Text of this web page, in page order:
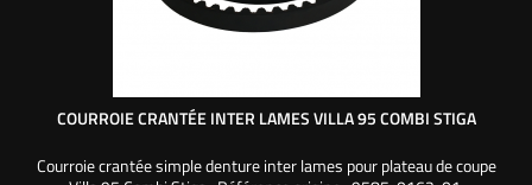
COURROIE CRANTÉE INTER LAMES VILLA 95 COMBI STIGA
Courroie crantée simple denture inter lames pour plateau de coupe